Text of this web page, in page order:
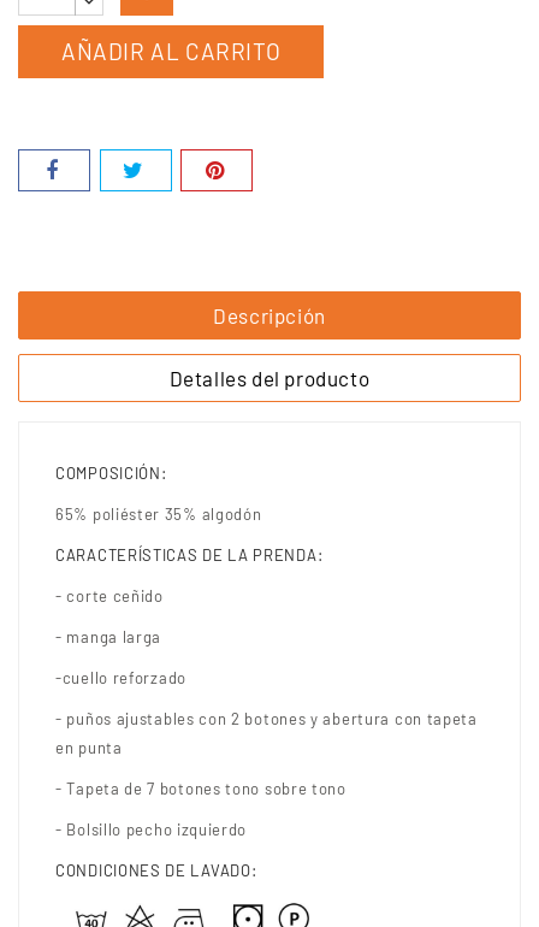
AÑADIR AL CARRITO
Descripción
Detalles del producto
COMPOSICIÓN:
65% poliéster 35% algodón
CARACTERÍSTICAS DE LA PRENDA:
- corte ceñido
- manga larga
-cuello reforzado
- puños ajustables con 2 botones y abertura con tapeta
en punta
- Tapeta de 7 botones tono sobre tono
- Bolsillo pecho izquierdo
CONDICIONES DE LAVADO: